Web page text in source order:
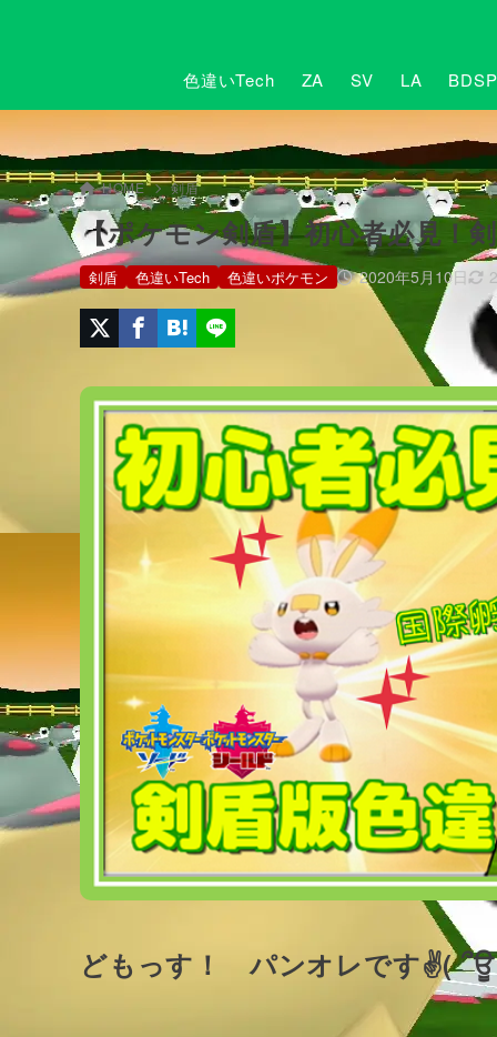
色違いTech ZA SV LA BDSP
HOME 剣盾
【ポケモン剣盾】初心者必見！
2020年5月10日
剣盾 色違いTech 色違いポケモン
どもっす！ パンオレです✌(